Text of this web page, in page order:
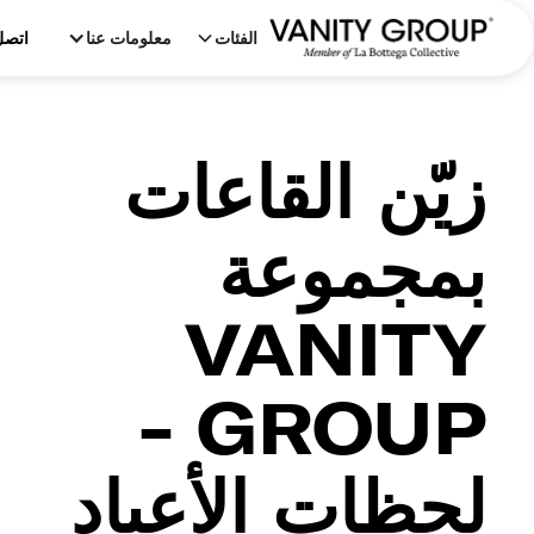
الفئات معلومات عنا
زيّن القاعات
بمجموعة
VANITY
GROUP -
لحظات الأعياد